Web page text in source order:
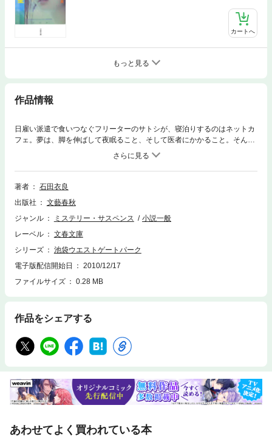
カートへ
もっと見る
作品情報
日雇い派遣で食いつなぐフリーターのサトシが、寝泊りするのはネットカ
フェ。夢は、脚を伸ばして夜眠ること、そして医者にかかること。そんな
サトシが悪徳人材派遣会社に立ち向かう決意をしてユニオンのメンバーに
なった途端、何者かに襲われて膝を壊された。仲間のメンバーにも次々に
襲撃が。「今のぼくの生活は、ぼくの責任」と言い切る彼をマコトもＧボ
ーイズも放っておけず、巨大派遣会社に立ち向かうことに。表題作他３篇
著者
石田衣良
出版社
文藝春秋
ジャンル
ミステリー・サスペンス
小説一般
レーベル
文春文庫
シリーズ
池袋ウエストゲートパーク
電子版配信開始日
2010/12/17
ファイルサイズ
0.28 MB
作品をシェアする
あわせてよく買われている本